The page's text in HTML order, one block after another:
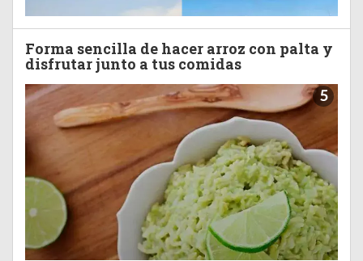
Forma sencilla de hacer arroz con palta y
disfrutar junto a tus comidas
5